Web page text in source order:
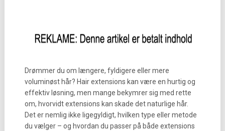
Drømmer du om længere, fyldigere eller mere
voluminøst hår? Hair extensions kan være en hurtig og
effektiv løsning, men mange bekymrer sig med rette
om, hvorvidt extensions kan skade det naturlige hår.
Det er nemlig ikke ligegyldigt, hvilken type eller metode
du vælger – og hvordan du passer på både extensions